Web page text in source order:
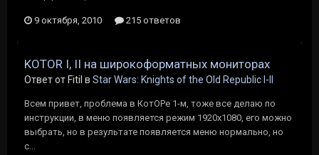
9 октября, 2010 215 ответов
KOTOR I, II на широкоформатных мониторах
Ответ от Fitil в Star Wars: Knights of the Old Republic I-II
Всем привет, проблема в КотОРе 1-м, тоже все делаю по
инструкции, в меню появляется режим 1920х1080, его можно
выбрать, но в результате появляется меню нормально, но
с...